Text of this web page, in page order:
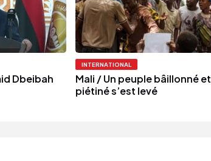
Dbeibah
INTERNATIONAL
Mali / Un peuple bâillonné et
piétiné s’est levé